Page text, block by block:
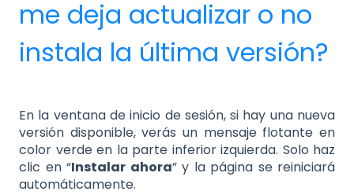
me deja actualizar o no
instala la última versión?
En la ventana de inicio de sesión, si hay una nueva
versión disponible, verás un mensaje flotante en
color verde en la parte inferior izquierda. Solo haz
clic en “Instalar ahora” y la página se reiniciará
automáticamente.